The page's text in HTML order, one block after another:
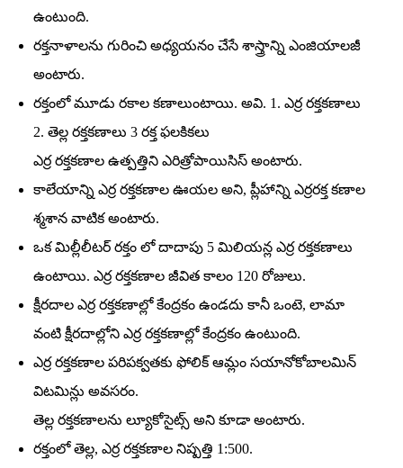
ఉంటుంది.
రక్తనాళాలను గురించి అధ్యయనం చేసే శాస్త్రాన్ని ఎంజియాలజీ
అంటారు.
రక్తంలో మూడు రకాల కణాలుంటాయి. అవి. 1. ఎర్ర రక్తకణాలు
2. తెల్ల రక్తకణాలు 3 రక్త ఫలకికలు
ఎర్ర రక్తకణాల ఉత్పత్తిని ఎరిత్రోపాయిసిస్‌ అంటారు.
కాలేయాన్ని ఎర్ర రక్తకణాల ఊయల అని, ప్లీహాన్ని ఎర్రరక్త కణాల
శ్మశాన వాటిక అంటారు.
ఒక మిల్లీలీటర్‌ రక్తం లో దాదాపు 5 మిలియన్ల ఎర్ర రక్తకణాలు
ఉంటాయి. ఎర్ర రక్తకణాల జీవిత కాలం 120 రోజులు.
క్షీరదాల ఎర్ర రక్తకణాల్లో కేంద్రకం ఉండదు కానీ ఒంటె, లామా
వంటి క్షీరదాల్లోని ఎర్ర రక్తకణాల్లో కేంద్రకం ఉంటుంది.
ఎర్ర రక్తకణాల పరిపక్వతకు ఫోలిక్‌ ఆమ్లం సయానోకోబాలమిన్‌
విటమిన్లు అవసరం.
తెల్ల రక్తకణాలను ల్యూకోసైట్స్‌ అని కూడా అంటారు.
రక్తంలో తెల్ల, ఎర్ర రక్తకణాల నిష్పత్తి 1:500.